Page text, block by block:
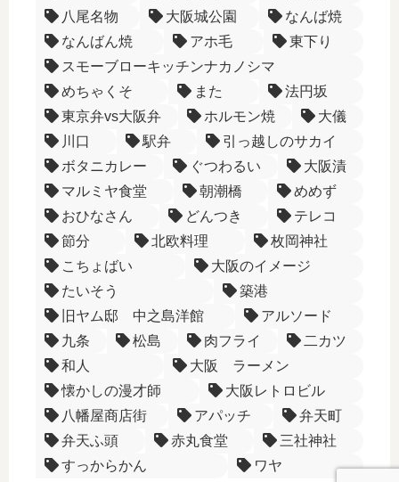
八尾名物
大阪城公園
なんば焼
なんばん焼
アホ毛
東下り
スモーブローキッチンナカノシマ
めちゃくそ
また
法円坂
東京弁vs大阪弁
ホルモン焼
大儀
川口
駅弁
引っ越しのサカイ
ボタニカレー
ぐつわるい
大阪漬
マルミヤ食堂
朝潮橋
めめず
おひなさん
どんつき
テレコ
節分
北欧料理
枚岡神社
こちょばい
大阪のイメージ
たいそう
築港
旧ヤム邸 中之島洋館
アルソード
九条
松島 肉フライ
二カツ
和人
大阪 ラーメン
懐かしの漫才師
大阪レトロビル
八幡屋商店街
アパッチ
弁天町
弁天ふ頭
赤丸食堂
三社神社
すっからかん
ワヤ